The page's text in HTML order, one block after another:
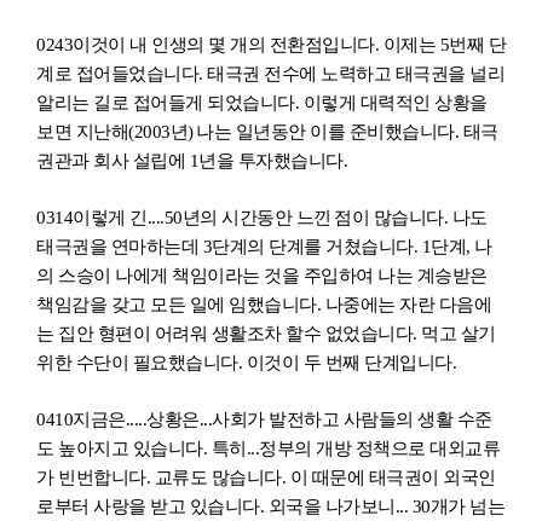
0243이것이 내 인생의 몇 개의 전환점입니 다. 이제는 5번째 단
계로 접어들었습니 다. 태극권 전수에 노력하고 태극권을 널리
알리는 길로 접어들게 되었습니 다. 이렇게 대력적인 상황을
보면 지난해(2003년) 나는 일년동안 이를 준비했습니 다. 태극
권관과 회사 설립에 1년을 투자했습니 다.
0314이렇게 긴....50년의 시간동안 느낀 점이 많습니 다. 나도
태극권을 연마하는데 3단계의 단계를 거쳤습니 다. 1단계, 나
의 스승이 나에게 책임이라는 것을 주입하여 나는 계승받은
책임감을 갖고 모든 일에 임했습니 다. 나중에는 자란 다음에
는 집안 형편이 어려워 생활조차 할수 없었습니 다. 먹고 살기
위한 수단이 필요했습니 다. 이것이 두 번째 단계 입니 다.
0410지금은.....상황은...사회가 발전하고 사람들의 생활 수준
도 높아지고 있습니 다. 특히...정부의 개방 정책으로 대외교류
가 빈번합니 다. 교류도 많습니 다. 이 때문에 태극권이 외국인
로부터 사랑을 받고 있습니 다. 외국을 나가보니... 30개가 넘는